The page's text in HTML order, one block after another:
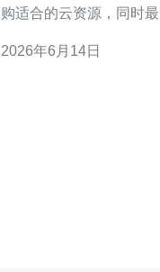
购适合的云资源，同时最大化节省
器的常见渠道有：华为
2026年6月14日